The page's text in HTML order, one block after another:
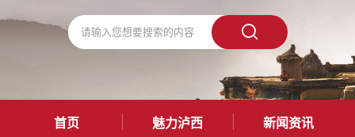
首页 魅力泸西 新闻资讯